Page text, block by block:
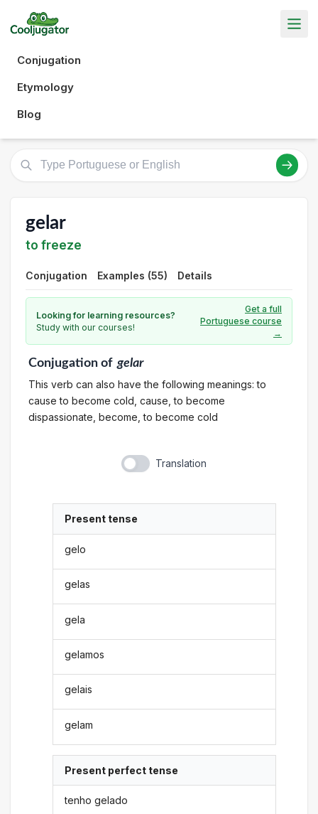
Conjugation
Etymology
Blog
gelar
to freeze
Conjugation Examples (55) Details
Looking for learning resources?
Study with our courses!
Get a full
Portuguese course
→
Conjugationof gelar
This verb can also have the following meanings: to
cause to become cold, cause, to become
dispassionate, become, to become cold
Translation
Present tense
gelo
gelas
gela
gelamos
gelais
gelam
Present perfect tense
tenho gelado